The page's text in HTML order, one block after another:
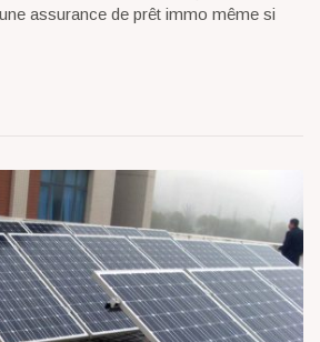
assurance de prêt immo même si